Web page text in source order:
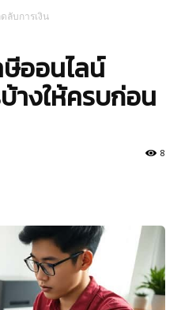
ลับการเงิน
ออนไลน์
างให้ครบก่อน
8